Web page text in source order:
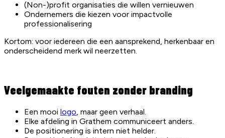
(Non-)profit organisaties die willen vernieuwen
Ondernemers die kiezen voor impactvolle
professionalisering
Kortom: voor iedereen die een aansprekend, herkenbaar en
onderscheidend merk wil neerzetten.
Veelgemaakte fouten zonder branding
Een mooi logo, maar geen verhaal.
Elke afdeling in Grathem communiceert anders.
De positionering is intern niet helder.